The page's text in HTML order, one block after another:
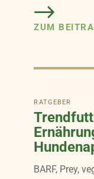
ZUM
RATGEBER
BARF, Prey,